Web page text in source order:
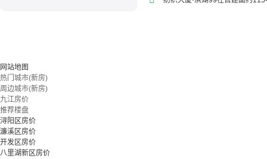
网站地图
热门城市(新房)
周边城市(新房)
九江房价
推荐楼盘
浔阳区房价
濂溪区房价
开发区房价
八里湖新区房价